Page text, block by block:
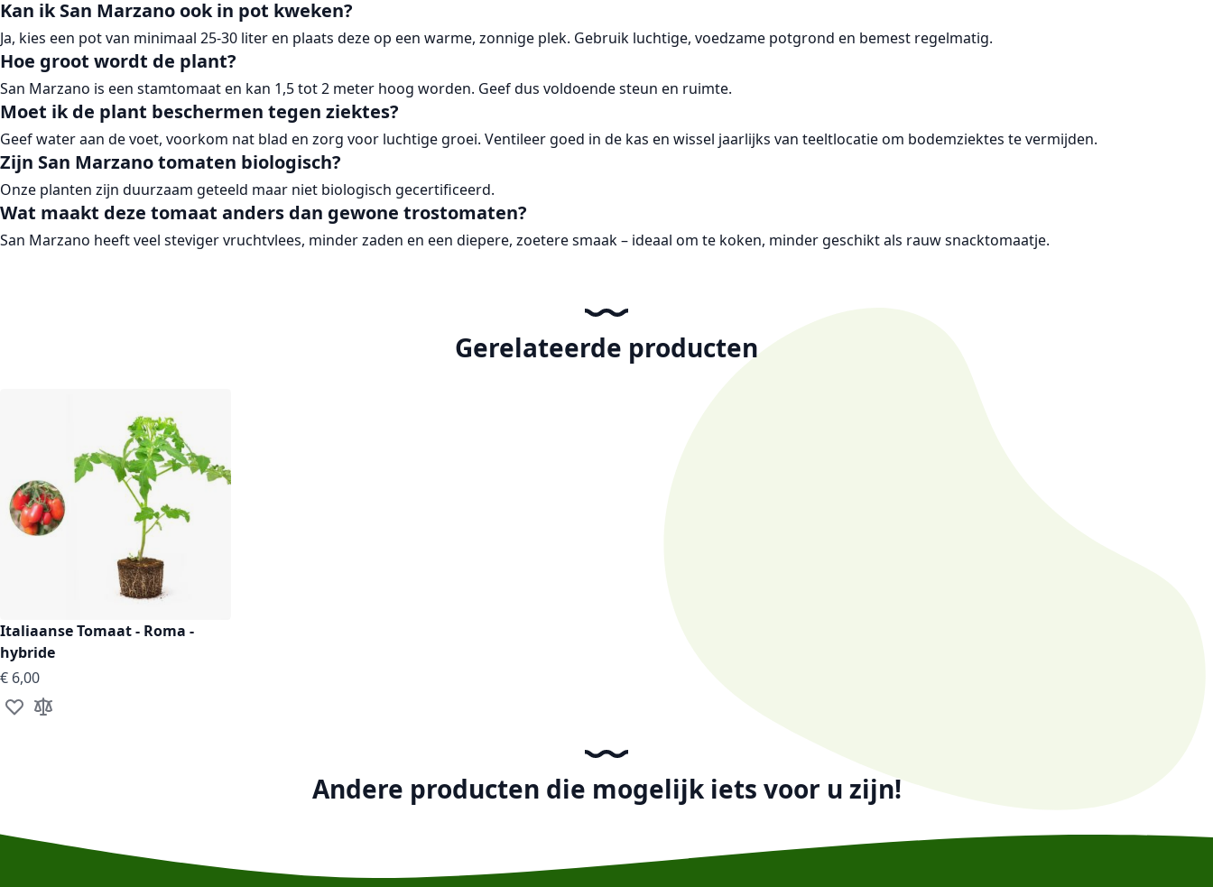
Kan ik San Marzano ook in pot kweken?
Ja, kies een pot van minimaal 25-30 liter en plaats deze op een warme, zonnige plek. Gebruik luchtige, voedzame potgrond en bemest regelmatig.
Hoe groot wordt de plant?
San Marzano is een stamtomaat en kan 1,5 tot 2 meter hoog worden. Geef dus voldoende steun en ruimte.
Moet ik de plant beschermen tegen ziektes?
Geef water aan de voet, voorkom nat blad en zorg voor luchtige groei. Ventileer goed in de kas en wissel jaarlijks van teeltlocatie om bodemziektes te vermijden.
Zijn San Marzano tomaten biologisch?
Onze planten zijn duurzaam geteeld maar niet biologisch gecertificeerd.
Wat maakt deze tomaat anders dan gewone trostomaten?
San Marzano heeft veel steviger vruchtvlees, minder zaden en een diepere, zoetere smaak – ideaal om te koken, minder geschikt als rauw snacktomaatje.
Gerelateerde producten
Italiaanse Tomaat - Roma -
hybride
€ 6,00
Voeg toe aan verlanglijst
Toevoegen om te vergelijken
Andere producten die mogelijk iets voor u zijn!